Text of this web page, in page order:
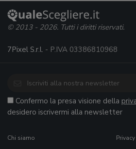
© 2013 - 2026. Tutti i diritti riservati.
7Pixel S.r.l. - P.IVA 03386810968
Confermo la presa visione della
desidero iscrivermi alla newsletter
Chi siamo Privacy